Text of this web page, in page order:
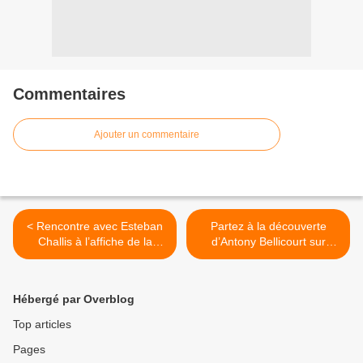
Commentaires
Ajouter un commentaire
< Rencontre avec Esteban
Challis à l’affiche de la
pièce Bonjour Ivresse !
Partez à la découverte
d’Antony Bellicourt sur
l’album Errata ! >
Hébergé par Overblog
Top articles
Pages